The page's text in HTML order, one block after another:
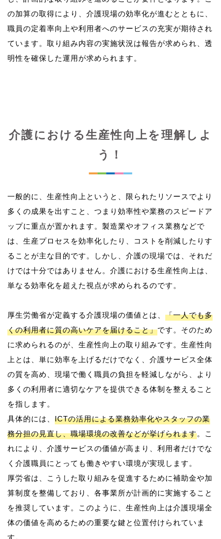
の加算の取得により、介護現場の効率化が進むとともに、
職員の定着率向上や利用者へのサービスの充実が期待され
ています。取り組み内容の実施状況は報告が求められ、透
介護における生産性向上を理解しよ
う！
一般的に、生産性向上というと、限られたリソースでより
多くの成果を出すこと、つまり効率性や業務のスピードア
ップに重点が置かれます。製造業やオフィス業務などで
は、生産プロセスを効率化したり、コストを削減したりす
ることが主な目的です。しかし、介護の現場では、それだ
けでは十分ではありません。介護における生産性向上は、
単なる効率化を超えた視点が求められるのです。
厚生労働省が定義する介護現場の価値とは、 「一人でも多
くの利用者に質の高いケアを届けること」です。そのため
に求められるのが、生産性向上の取り組みです。生産性向
上とは、単に効率を上げるだけでなく、介護サービス全体
の質を高め、現場で働く職員の負担を軽減しながら、より
多くの利用者に適切なケアを提供できる体制を整えること
を指します。
具体的には、 ICTの活用による業務効率化やスタッフの業
務分担の見直し、職場環境の改善などが挙げられます。こ
れにより、介護サービスの価値が高まり、利用者だけでな
く介護職員にとっても働きやすい環境が実現します。
厚労省は、こうした取り組みを促進するために補助金や加
算制度を整備しており、各事業所が計画的に実施すること
を推奨しています。このように、生産性向上は介護現場全
体の価値を高めるための重要な鍵と位置付けられていま